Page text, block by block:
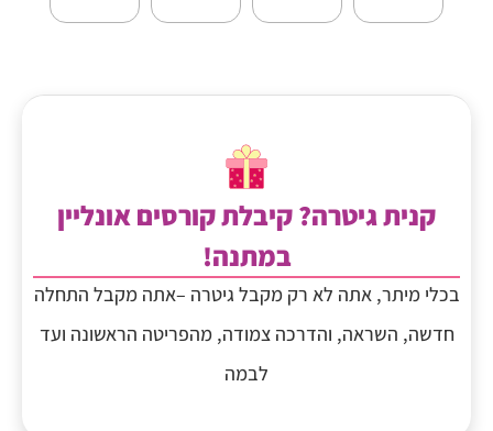
קנית גיטרה? קיבלת קורסים אונליין
במתנה!
בכלי מיתר, אתה לא רק מקבל גיטרה –אתה מקבל התחלה
חדשה, השראה, והדרכה צמודה, מהפריטה הראשונה ועד
לבמה